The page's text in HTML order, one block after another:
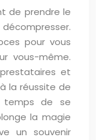
de prendre le
pour vous
vous-même.
et
la réussite de
temps de se
la magie
un souvenir